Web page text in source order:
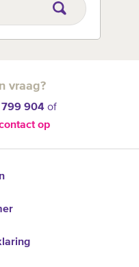
vraag?
799 904 of
op